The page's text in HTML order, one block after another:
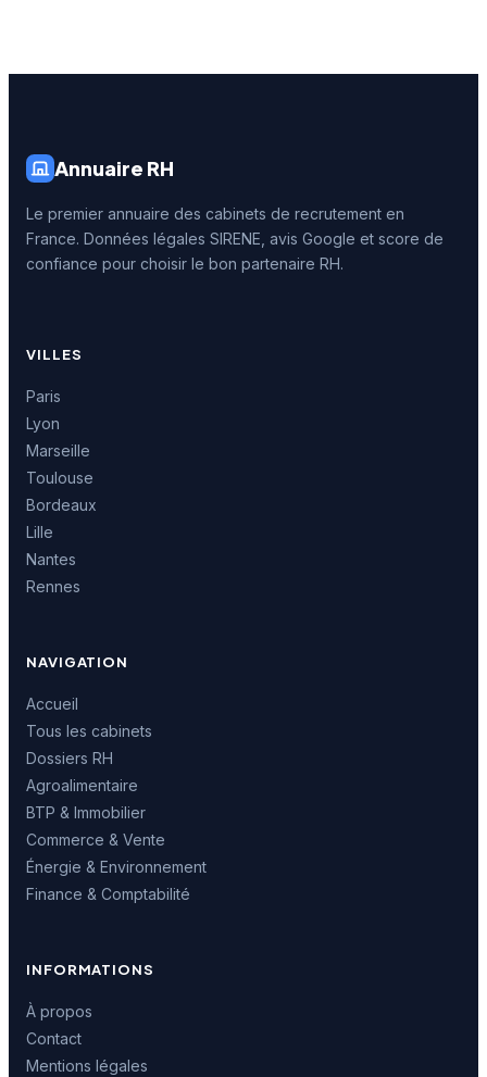
Annuaire RH
Le premier annuaire des cabinets de recrutement en
France. Données légales SIRENE, avis Google et score de
confiance pour choisir le bon partenaire RH.
VILLES
Paris
Lyon
Marseille
Toulouse
Bordeaux
Lille
Nantes
Rennes
NAVIGATION
Accueil
Tous les cabinets
Dossiers RH
Agroalimentaire
BTP & Immobilier
Commerce & Vente
Énergie & Environnement
Finance & Comptabilité
INFORMATIONS
À propos
Contact
Mentions légales